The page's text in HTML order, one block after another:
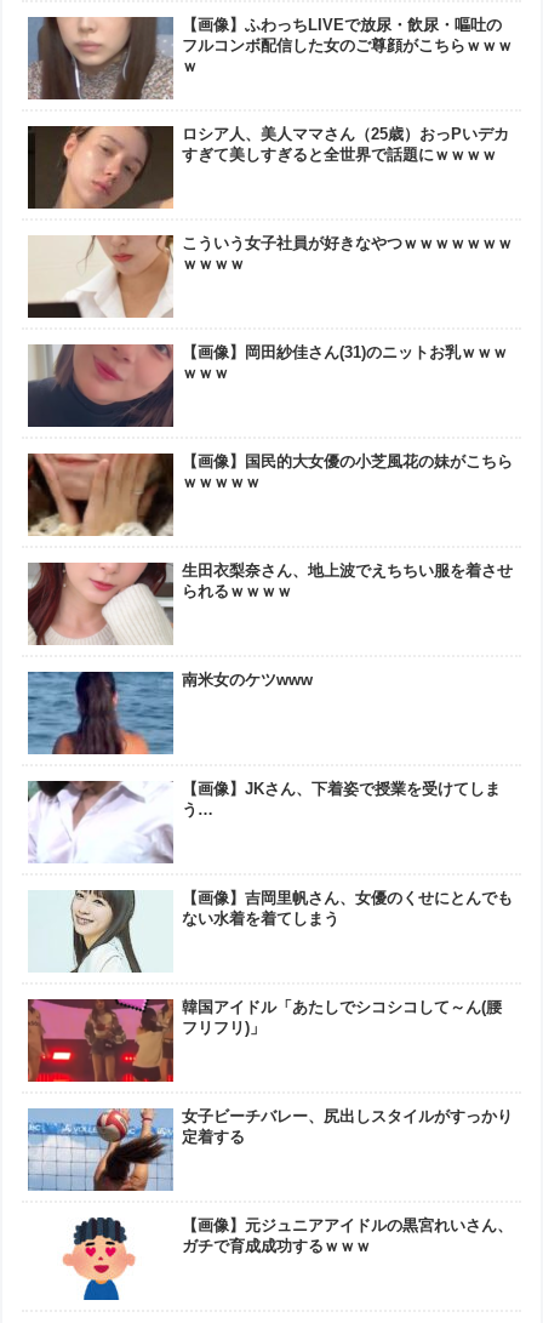
【画像】ふわっちLIVEで放尿・飲尿・嘔吐の
フルコンボ配信した女のご尊顔がこちらｗｗｗ
ｗ
ロシア人、美人ママさん（25歳）おっPいデカ
すぎて美しすぎると全世界で話題にｗｗｗｗ
こういう女子社員が好きなやつｗｗｗｗｗｗｗ
ｗｗｗｗ
【画像】岡田紗佳さん(31)のニットお乳ｗｗｗ
ｗｗｗ
【画像】国民的大女優の小芝風花の妹がこちら
ｗｗｗｗｗ
生田衣梨奈さん、地上波でえちちい服を着させ
られるｗｗｗｗ
南米女のケツwww
【画像】JKさん、下着姿で授業を受けてしま
う…
【画像】吉岡里帆さん、女優のくせにとんでも
ない水着を着てしまう
韓国アイドル「あたしでシコシコして～ん(腰
フリフリ)」
女子ビーチバレー、尻出しスタイルがすっかり
定着する
【画像】元ジュニアアイドルの黒宮れいさん、
ガチで育成成功するｗｗｗ